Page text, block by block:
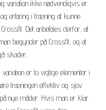
variation ikke nødvendigvis er
erfaring i træning at kunne
Det anbefales derfor, at
begynder på Crossfit, og at
skader.
er to vigtige elementer i
træningen effektiv og sjov
nye måder. Hvis man er klar